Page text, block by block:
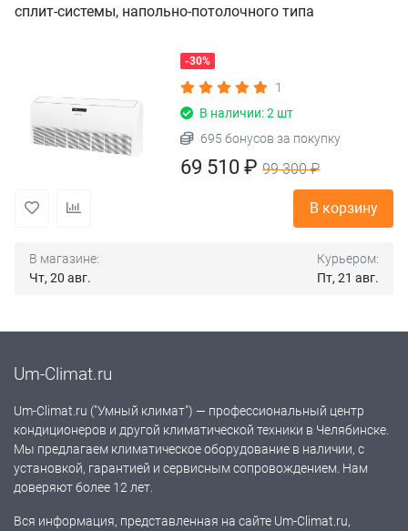
сплит-системы, напольно-потолочного типа
-30%
1
В наличии: 2 шт
695 бонусов за покупку
69 510 ₽99 300 ₽
В корзину
В магазине:
Чт, 20 авг.
Курьером:
Пт, 21 авг.
Um-Climat.ru
Um-Climat.ru ("Умный климат") — профессиональный центр
кондиционеров и другой климатической техники в Челябинске.
Мы предлагаем климатическое оборудование в наличии, с
установкой, гарантией и сервисным сопровождением. Нам
доверяют более 12 лет.
Вся информация, представленная на сайте Um-Climat.ru,